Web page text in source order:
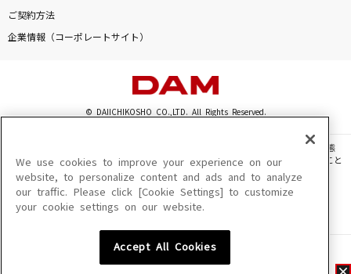
ご契約方法
企業情報（コーポレートサイト）
© DAIICHIKOSHO CO.,LTD. All Rights Reserved.
このサイトに掲載されている一切の文章・画像・写真・動画・音声等を、手段や形態
を問わず、著作権法の定める範囲を超えて無断で複製、転載、ファイル化などすること
を禁じます。
楽曲及びコンテンツは、機種によりご利用いただけない場合があります。
楽曲及びコンテンツの配信日、配信内容が変更になる場合があります。
We use cookies to improve your experience on our
website, to personalize content and ads and to analyze
our traffic. Please click [Cookie Settings] to customize
your cookie settings on our website.
Accept All Cookies